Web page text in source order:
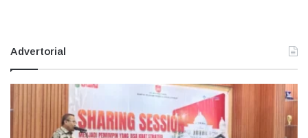
Advertorial